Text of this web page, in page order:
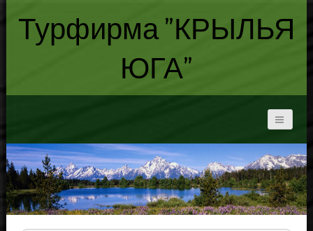
Турфирма "КРЫЛЬЯ
ЮГА"